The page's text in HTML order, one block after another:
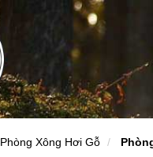
Phòng Xông Hơi Gỗ